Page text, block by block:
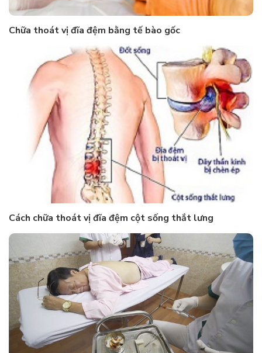
Chữa thoát vị đĩa đệm bằng tế bào gốc
Cách chữa thoát vị đĩa đệm cột sống thắt lưng